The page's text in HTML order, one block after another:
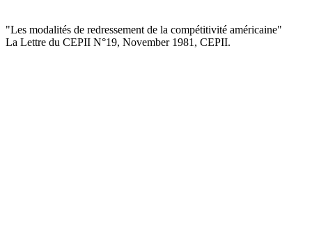
"Les modalités de redressement de la compétitivité américaine"
La Lettre du CEPII N°19, November 1981 , CEPII.